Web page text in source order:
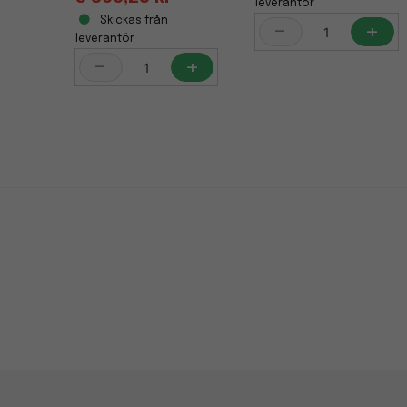
Skickas från
leverantör
- +
leverantör
- +